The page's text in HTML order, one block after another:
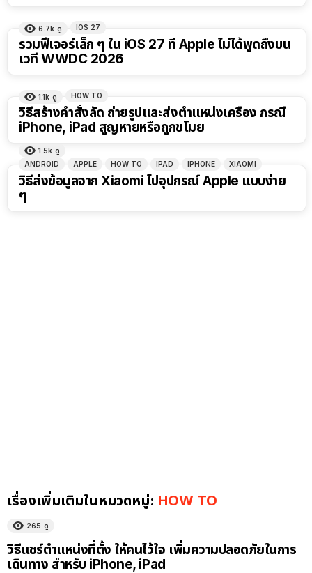
6.7k ดู IOS 27
รวมฟีเจอร์เล็ก ๆ ใน iOS 27 ที่ Apple ไม่ได้พูดถึงบน
เวที WWDC 2026
1.1k ดู HOW TO
วิธีสร้างคำสั่งลัด ถ่ายรูปและส่งตำแหน่งเครื่อง กรณี
iPhone, iPad สูญหายหรือถูกขโมย
1.5k ดู
ANDROID
APPLE HOW TO IPAD IPHONE XIAOMI
วิธีส่งข้อมูลจาก Xiaomi ไปอุปกรณ์ Apple แบบง่าย
ๆ
เรื่องเพิ่มเติมในหมวดหมู่: HOW TO
265 ดู
วิธีแชร์ตำแหน่งที่ตั้ง ให้คนไว้ใจ เพิ่มความปลอดภัยในการ
เดินทาง สำหรับ iPhone, iPad